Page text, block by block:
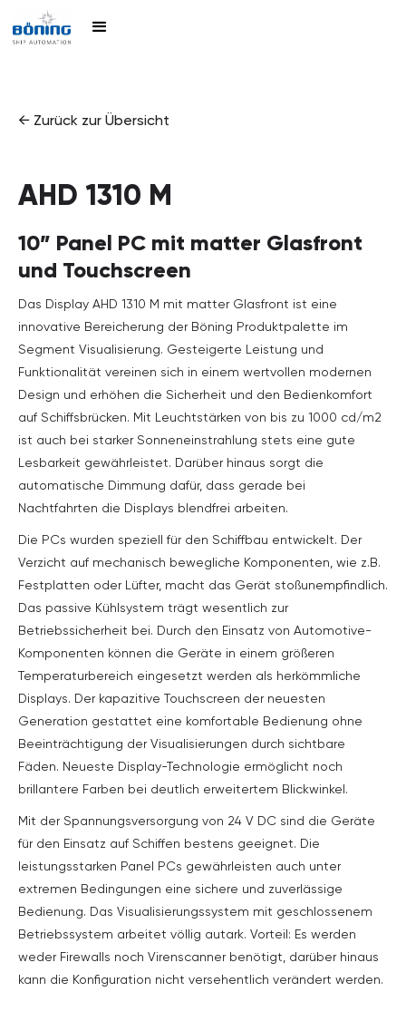
← Zurück zur Übersicht
AHD 1310 M
10” Panel PC mit matter Glasfront
und Touchscreen
Das Display AHD 1310 M mit matter Glasfront ist eine
innovative Bereicherung der Böning Produktpalette im
Segment Visualisierung. Gesteigerte Leistung und
Funktionalität vereinen sich in einem wertvollen modernen
Design und erhöhen die Sicherheit und den Bedienkomfort
auf Schiffsbrücken. Mit Leuchtstärken von bis zu 1000 cd/m2
ist auch bei starker Sonneneinstrahlung stets eine gute
Lesbarkeit gewährleistet. Darüber hinaus sorgt die
automatische Dimmung dafür, dass gerade bei
Nachtfahrten die Displays blendfrei arbeiten.
Die PCs wurden speziell für den Schiffbau entwickelt. Der
Verzicht auf mechanisch bewegliche Komponenten, wie z.B.
Festplatten oder Lüfter, macht das Gerät stoßunempfindlich.
Das passive Kühlsystem trägt wesentlich zur
Betriebssicherheit bei. Durch den Einsatz von Automotive-
Komponenten können die Geräte in einem größeren
Temperaturbereich eingesetzt werden als herkömmliche
Displays. Der kapazitive Touchscreen der neuesten
Generation gestattet eine komfortable Bedienung ohne
Beeinträchtigung der Visualisierungen durch sichtbare
Fäden. Neueste Display-Technologie ermöglicht noch
brillantere Farben bei deutlich erweitertem Blickwinkel.
Mit der Spannungsversorgung von 24 V DC sind die Geräte
für den Einsatz auf Schiffen bestens geeignet. Die
leistungsstarken Panel PCs gewährleisten auch unter
extremen Bedingungen eine sichere und zuverlässige
Bedienung. Das Visualisierungssystem mit geschlossenem
Betriebssystem arbeitet völlig autark. Vorteil: Es werden
weder Firewalls noch Virenscanner benötigt, darüber hinaus
kann die Konfiguration nicht versehentlich verändert werden.